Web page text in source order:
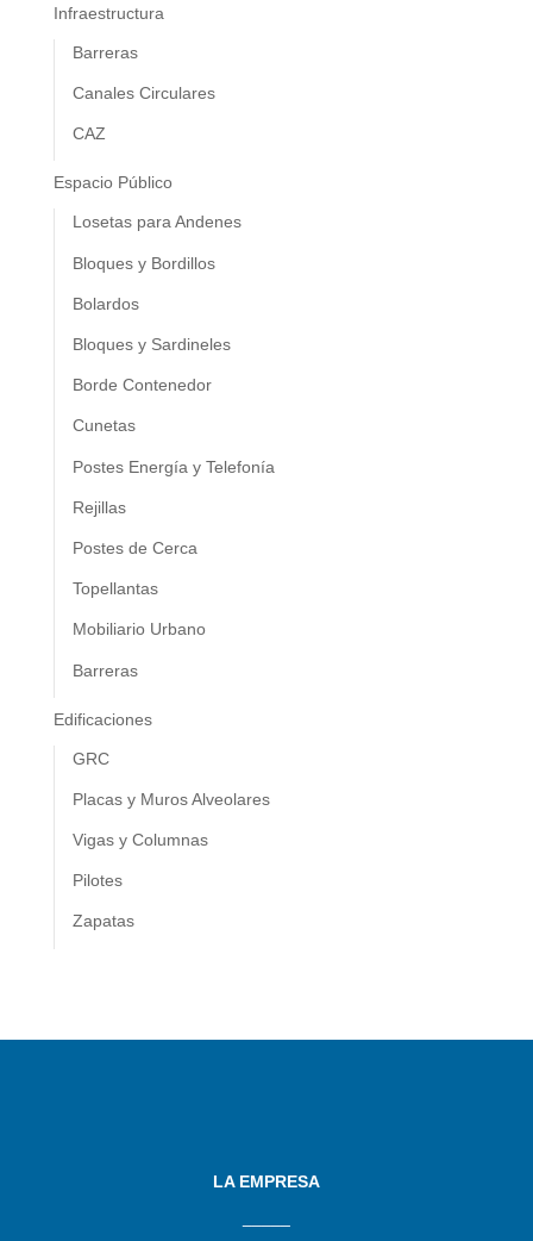
Infraestructura
Barreras
Canales Circulares
CAZ
Espacio Público
Losetas para Andenes
Bloques y Bordillos
Bolardos
Bloques y Sardineles
Borde Contenedor
Cunetas
Postes Energía y Telefonía
Rejillas
Postes de Cerca
Topellantas
Mobiliario Urbano
Barreras
Edificaciones
GRC
Placas y Muros Alveolares
Vigas y Columnas
Pilotes
Zapatas
LA EMPRESA